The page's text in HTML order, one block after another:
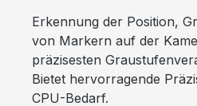
Erkennung der Position,
von Markern auf der
präzisesten
Bietet hervorragende
CPU-Bedarf.